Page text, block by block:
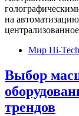
Мир Hi-Tech
Выбор
трендов